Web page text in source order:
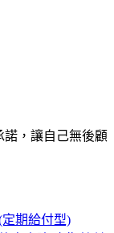
，讓自己無後顧
期給付型)